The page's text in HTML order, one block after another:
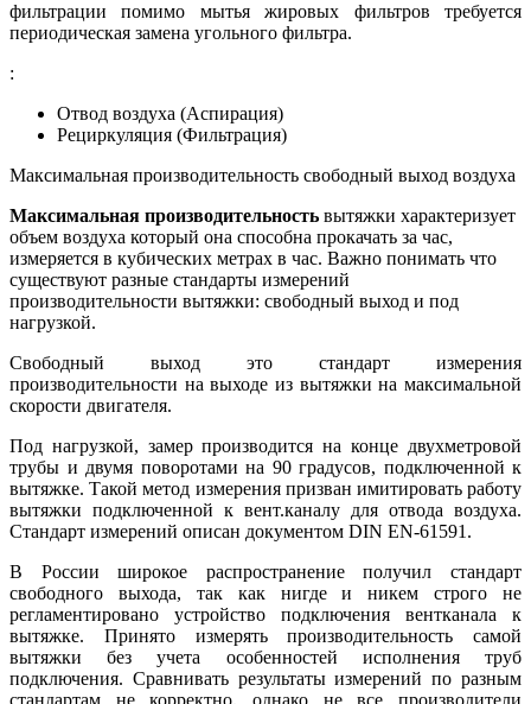
фильтрации помимо мытья жировых фильтров требуется
периодическая замена угольного фильтра.
:
Отвод воздуха (Аспирация)
Рециркуляция (Фильтрация)
Максимальная производительность свободный выход воздуха
Максимальная производительность вытяжки характеризует
объем воздуха который она способна прокачать за час,
измеряется в кубических метрах в час. Важно понимать что
существуют разные стандарты измерений
производительности вытяжки: свободный выход и под
нагрузкой.
Свободный выход это стандарт измерения
производительности на выходе из вытяжки на максимальной
скорости двигателя.
Под нагрузкой, замер производится на конце двухметровой
трубы и двумя поворотами на 90 градусов, подключенной к
вытяжке. Такой метод измерения призван имитировать работу
вытяжки подключенной к вент.каналу для отвода воздуха.
Стандарт измерений описан документом DIN EN-61591.
В России широкое распространение получил стандарт
свободного выхода, так как нигде и никем строго не
регламентировано устройство подключения вентканала к
вытяжке. Принято измерять производительность самой
вытяжки без учета особенностей исполнения труб
подключения. Сравнивать результаты измерений по разным
стандартам не корректно, однако не все производители